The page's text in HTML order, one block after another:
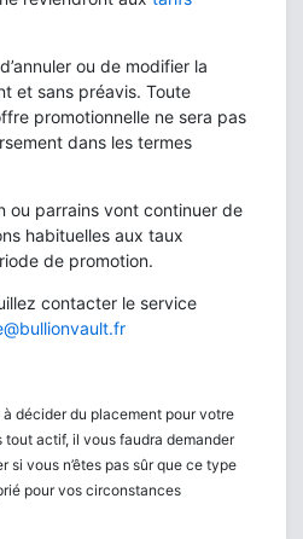
ou de modifier la
et sans préavis. Toute
promotionnelle ne sera pas
dans les termes
ou parrains vont continuer de
habituelles aux taux
de promotion.
contacter le service
décider du placement pour votre
tout actif, il vous faudra demander
si vous n’êtes pas sûr que ce type
pour vos circonstances